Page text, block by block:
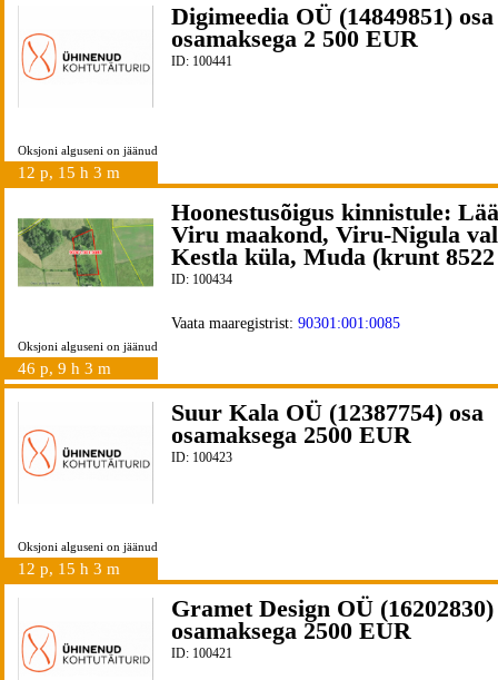
Oksjoni alguseni on jäänud
12 p, 15 h 3 m
Digimeedia OÜ (14849851) osa
osamaksega 2 500 EUR
ID: 100441
Oksjoni alguseni on jäänud
46 p, 9 h 3 m
Hoonestusõigus kinnistule:
Viru maakond, Viru-Nigula
Kestla küla, Muda (krunt
ID: 100434
Vaata maaregistrist: 90301:001:0085
Oksjoni alguseni on jäänud
12 p, 15 h 3 m
Suur Kala OÜ (12387754) osa
osamaksega 2500 EUR
ID: 100423
Gramet Design OÜ (16202830)
osamaksega 2500 EUR
ID: 100421